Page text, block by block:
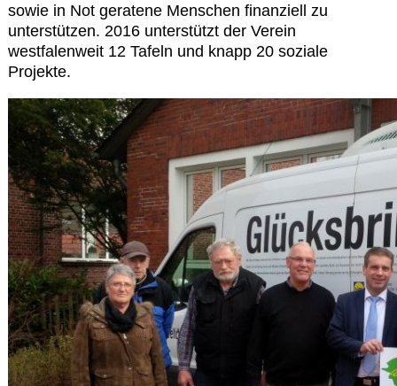
sowie in Not geratene Menschen finanziell zu
unterstützen. 2016 unterstützt der Verein
westfalenweit 12 Tafeln und knapp 20 soziale
Projekte.